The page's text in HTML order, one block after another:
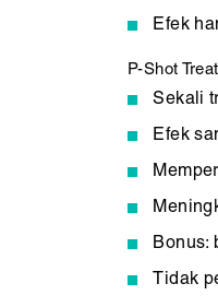
Efek
P-Shot
Sekali
Efek
Bonus:
Tidak